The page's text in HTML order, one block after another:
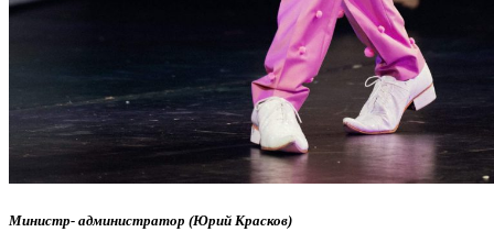
Министр- администратор (Юрий Красков)